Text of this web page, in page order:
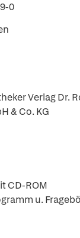
0
Verlag Dr.
& Co. KG
CD-ROM
u.